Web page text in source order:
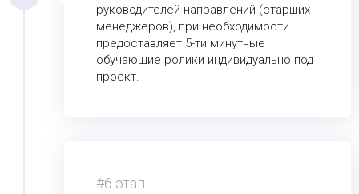
руководителей направлений (старших
менеджеров), при необходимости
предоставляет 5-ти минутные
обучающие ролики индивидуально под
проект.
#6 этап